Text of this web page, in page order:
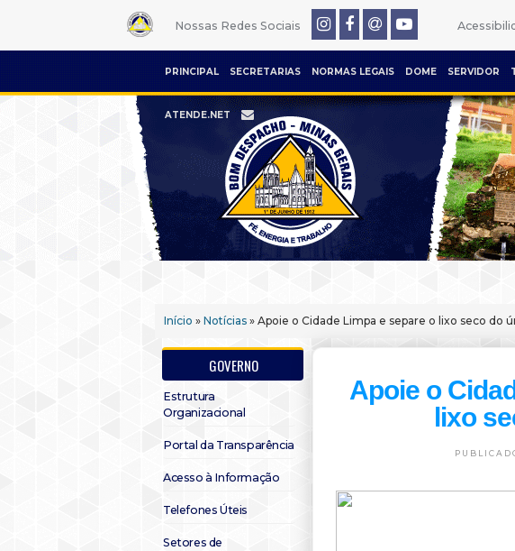
Nossas Redes Sociais
PRINCIPAL SECRETARIAS NORMAS LEGAIS DOME SERVIDOR
ATENDE.NET
Início » Notícias » Apoie o Cidade Limpa e separe o lixo seco do
GOVERNO
Estrutura
Organizacional
Portal da Transparência
Acesso à Informação
Telefones Úteis
Setores de
Apoie o
lixo